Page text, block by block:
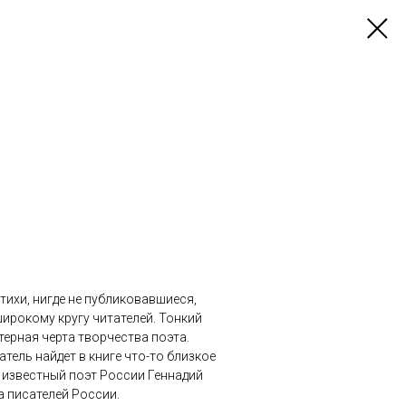
нигде не публиковавшиеся,
кругу читателей. Тонкий
черта творчества поэта.
найдет в книге что-то близкое
поэт России Геннадий
России.